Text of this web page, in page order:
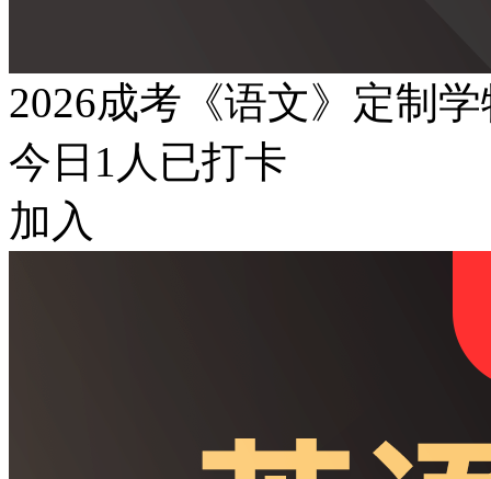
2026成考《语文》定制
今日 1 人已打卡
加入